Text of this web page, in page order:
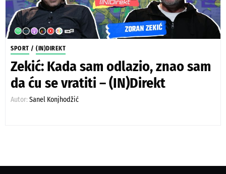
SPORT / (IN)DIREKT
Zekić: Kada sam odlazio, znao sam
da ću se vratiti – (IN)Direkt
Autor: Sanel Konjhodžić